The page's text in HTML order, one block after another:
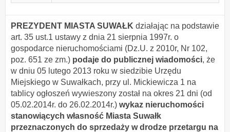
PREZYDENT MIASTA SUWAŁK działając na podstawie
art. 35 ust.1 ustawy z dnia 21 sierpnia 1997r. o
gospodarce nieruchomościami (Dz.U. z 2010r, Nr 102,
poz. 651 ze zm.) podaje do publicznej wiadomości, że
w dniu 05 lutego 2013 roku w siedzibie Urzędu
Miejskiego w Suwałkach, przy ul. Mickiewicza 1 na
tablicy ogłoszeń wywieszony został na okres 21 dni (od
05.02.2014r. do 26.02.2014r.) wykaz nieruchomości
stanowiących własność Miasta Suwałk
przeznaczonych do sprzedaży w drodze przetargu na